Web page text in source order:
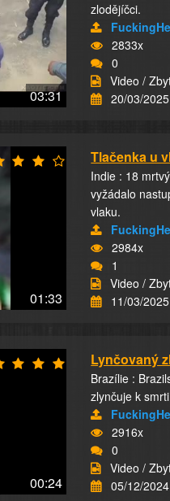
03:31
zlodějíčci.
2833x
0
Video /
20/03/2025
01:33
Tlačenka u
Indie : 18
vyžádalo
vlaku.
2984x
1
Video /
11/03/2025
00:24
Lynčovaný
Brazílie :
zlynčuje k
2916x
0
Video /
05/12/2024